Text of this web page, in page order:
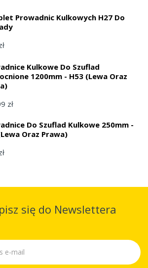
Prowadnic Kulkowych H27 Do
Kulkowe Do Szuflad
1200mm - H53 (lewa Oraz
zł
Do Szuflad Kulkowe 250mm -
Oraz Prawa)
się do Newslettera